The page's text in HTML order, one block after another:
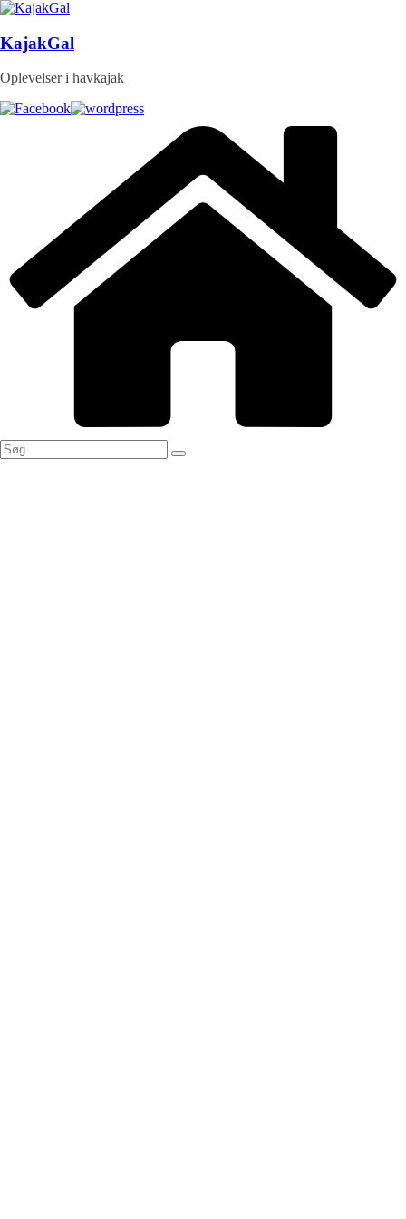
Skip
content
KajakGal
Oplevelser i havkajak